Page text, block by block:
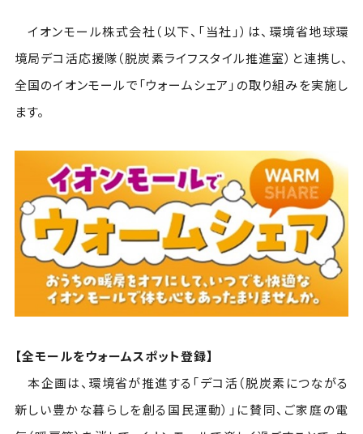
イオンモール株式会社（以下、「当社」）は、環境省地球環
境局デコ活応援隊（脱炭素ライフスタイル推進室）と連携し、
全国のイオンモールで「ウォームシェア」の取り組みを実施し
ます。
【全モールをウォームスポット登録】
本企画は、環境省が推進する「デコ活（脱炭素につながる
新しい豊かな暮らしを創る国民運動）」に賛同、ご家庭の電